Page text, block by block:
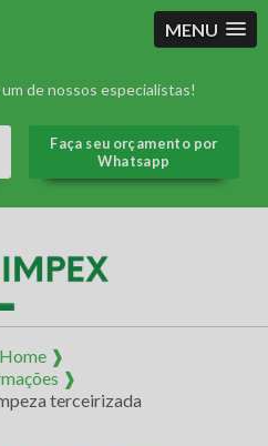
MENU
de nossos especialistas!
Faça seu orçamento por
Whatsapp
Home ❱
❱
terceirizada